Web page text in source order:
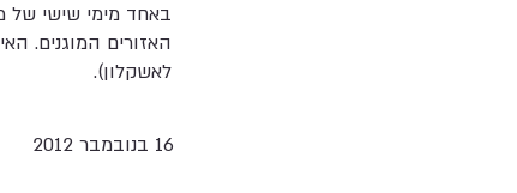
באחד מימי שישי של
האזורים המוגנים.
לאשקלון).
16 בנובמבר 2012